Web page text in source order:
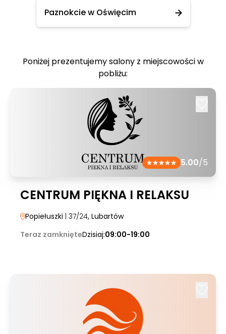
Paznokcie w Oświęcim
Poniżej prezentujemy salony z miejscowości w
pobliżu:
5.00/5
CENTRUM PIĘKNA I RELAKSU
Popiełuszki | 37/24, Lubartów
Teraz zamknięteDzisiaj:09:00-19:00